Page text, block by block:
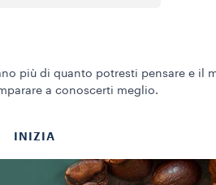
più di quanto potresti pensare e il
a conoscerti meglio.
INIZIA